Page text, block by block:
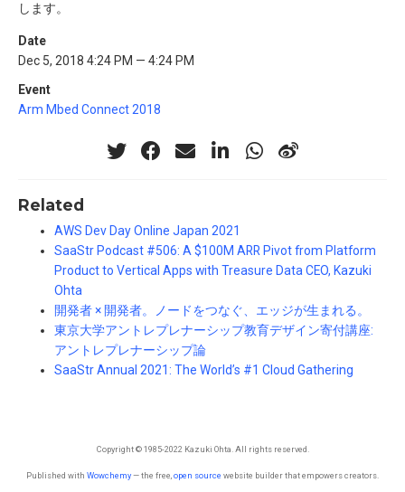
します。
Date
Dec 5, 2018 4:24 PM — 4:24 PM
Event
Arm Mbed Connect 2018
Related
AWS Dev Day Online Japan 2021
SaaStr Podcast #506: A $100M ARR Pivot from Platform
Product to Vertical Apps with Treasure Data CEO, Kazuki
Ohta
開発者 × 開発者。ノードをつなぐ、エッジが生まれる。
東京大学アントレプレナーシップ教育デザイン寄付講座:
アントレプレナーシップ論
SaaStr Annual 2021: The World’s #1 Cloud Gathering
Copyright © 1985-2022 Kazuki Ohta. All rights reserved.
Published with Wowchemy— the free, open source website builder that empowers creators.